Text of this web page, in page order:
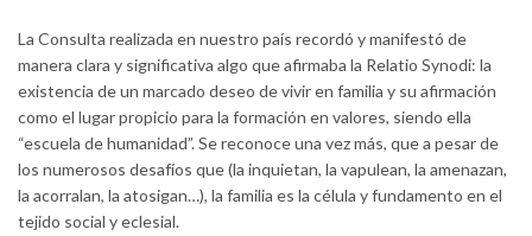
La Consulta realizada en nuestro país recordó y manifestó de
manera clara y significativa algo que afirmaba la Relatio Synodi: la
existencia de un marcado deseo de vivir en familia y su afirmación
como el lugar propicio para la formación en valores, siendo ella
“escuela de humanidad”. Se reconoce una vez más, que a pesar de
los numerosos desafíos que (la inquietan, la vapulean, la amenazan,
la acorralan, la atosigan…), la familia es la célula y fundamento en el
tejido social y eclesial.